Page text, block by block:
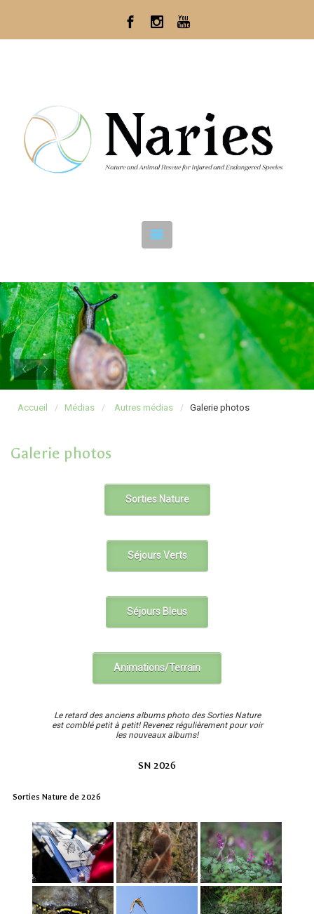
Accueil Médias Autres médias Galerie photos
Galerie photos
Sorties Nature
Séjours Verts
Séjours Bleus
Animations/Terrain
Le retard des anciens albums photo des Sorties Nature
est comblé petit à petit! Revenez régulièrement pour voir
les nouveaux albums!
SN 2026
Sorties Nature de 2026